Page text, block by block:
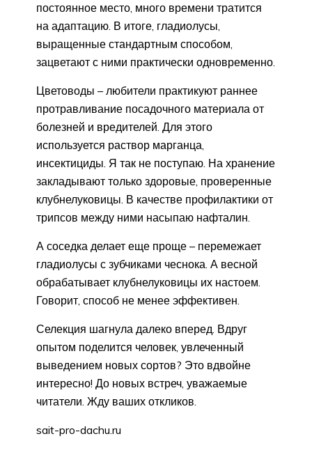
постоянное место, много времени тратится
на адаптацию. В итоге, гладиолусы,
выращенные стандартным способом,
зацветают с ними практически одновременно.
Цветоводы – любители практикуют раннее
протравливание посадочного материала от
болезней и вредителей. Для этого
используется раствор марганца,
инсектициды. Я так не поступаю. На хранение
закладывают только здоровые, проверенные
клубнелуковицы. В качестве профилактики от
трипсов между ними насыпаю нафталин.
А соседка делает еще проще – перемежает
гладиолусы с зубчиками чеснока. А весной
обрабатывает клубнелуковицы их настоем.
Говорит, способ не менее эффективен.
Селекция шагнула далеко вперед. Вдруг
опытом поделится человек, увлеченный
выведением новых сортов? Это вдвойне
интересно! До новых встреч, уважаемые
читатели. Жду ваших откликов.
sait-pro-dachu.ru